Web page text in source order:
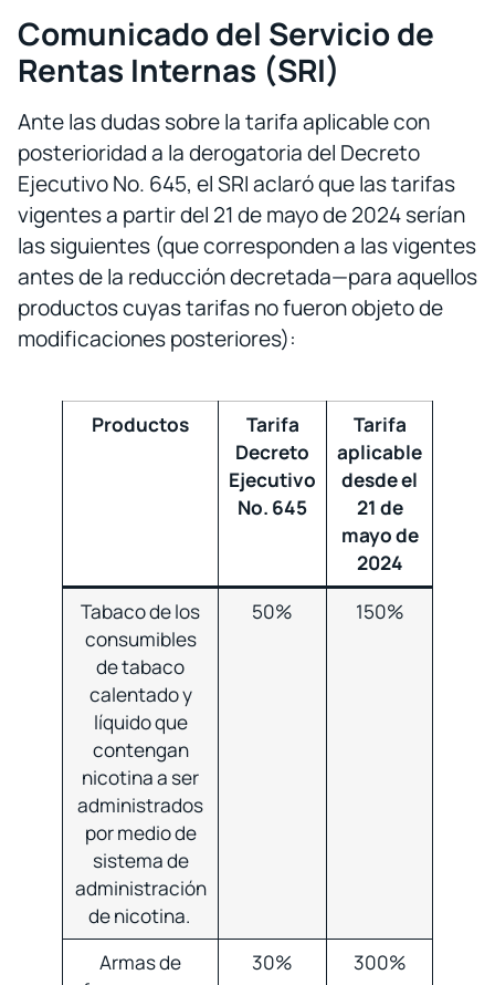
Comunicado del Servicio de
Rentas Internas (SRI)
Ante las dudas sobre la tarifa aplicable con
posterioridad a la derogatoria del Decreto
Ejecutivo No. 645, el SRI aclaró que las tarifas
vigentes a partir del 21 de mayo de 2024 serían
las siguientes (que corresponden a las vigentes
antes de la reducción decretada—para aquellos
productos cuyas tarifas no fueron objeto de
modificaciones posteriores):
Productos
Tarifa
Decreto
Ejecutivo
No. 645
Tarifa
aplicable
desde el
21 de
mayo de
2024
Tabaco de los
consumibles
de tabaco
calentado y
líquido que
contengan
nicotina a ser
administrados
por medio de
sistema de
administración
de nicotina.
50% 150%
Armas de
30% 300%